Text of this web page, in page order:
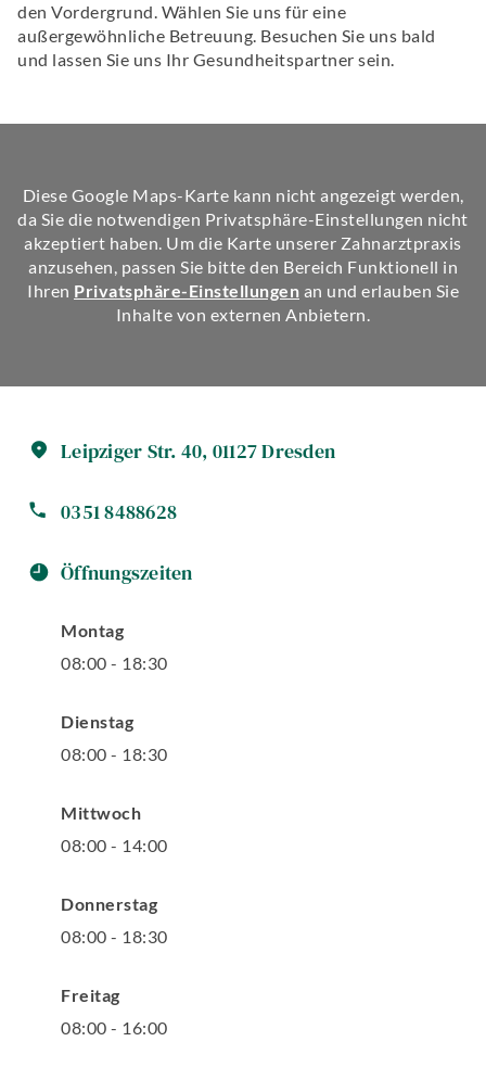
den Vordergrund. Wählen Sie uns für eine
außergewöhnliche Betreuung. Besuchen Sie uns bald
und lassen Sie uns Ihr Gesundheitspartner sein.
Leipziger Str. 40, 01127Dresden
0351 8488628
Öffnungszeiten
Montag
08:00 - 18:30
Dienstag
08:00 - 18:30
Mittwoch
08:00 - 14:00
Donnerstag
08:00 - 18:30
Freitag
08:00 - 16:00
Diese Google Maps-Karte kann nicht angezeigt werden,
da Sie die notwendigen Privatsphäre-Einstellungen nicht
akzeptiert haben. Um die Karte unserer Zahnarztpraxis
anzusehen, passen Sie bitte den Bereich Funktionell in
Ihren Privatsphäre-Einstellungen an und erlauben Sie
Inhalte von externen Anbietern.